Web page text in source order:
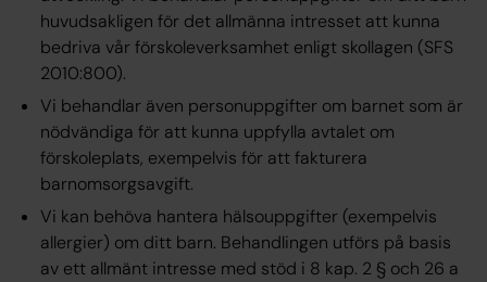
huvudsakligen för det allmänna intresset att kunna
bedriva vår förskoleverksamhet enligt skollagen (SFS
2010:800).
Vi behandlar även personuppgifter om barnet som är
nödvändiga för att kunna uppfylla avtalet om
förskoleplats, exempelvis för att fakturera
barnomsorgsavgift.
Vi kan behöva hantera hälsouppgifter (exempelvis
allergier) om ditt barn. Behandlingen utförs på basis
av ett allmänt intresse med stöd i 8 kap. 2 § och 26 a